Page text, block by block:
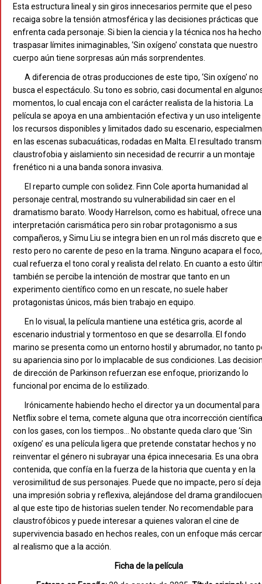
Esta estructura lineal y sin giros innecesarios permite que el peso
recaiga sobre la tensión atmosférica y las decisiones prácticas que
enfrenta cada personaje. Si bien la ciencia y la técnica nos ha hecho
traspasar límites inimaginables, ‘Sin oxígeno’ constata que nuestro
cuerpo aún tiene sorpresas aún más sorprendentes.
A diferencia de otras producciones de este tipo, ‘Sin oxígeno’ no
busca el espectáculo. Su tono es sobrio, casi documental en
momentos, lo cual encaja con el carácter realista de la historia. La
película se apoya en una ambientación efectiva y un uso
los recursos disponibles y limitados dado su escenario,
en las escenas subacuáticas, rodadas en Malta. El resultado
claustrofobia y aislamiento sin necesidad de recurrir a un montaje
frenético ni a una banda sonora invasiva.
El reparto cumple con solidez. Finn Cole aporta humanidad al
personaje central, mostrando su vulnerabilidad sin caer en el
dramatismo barato. Woody Harrelson, como es habitual, ofrece una
interpretación carismática pero sin robar protagonismo a sus
compañeros, y Simu Liu se integra bien en un rol más discreto que
resto pero no carente de peso en la trama. Ninguno acapara el
cual refuerza el tono coral y realista del relato. En cuanto a esto
también se percibe la intención de mostrar que tanto en un
experimento científico como en un rescate, no suele haber
protagonistas únicos, más bien trabajo en equipo.
En lo visual, la película mantiene una estética gris, acorde al
escenario industrial y tormentoso en que se desarrolla. El fondo
marino se presenta como un entorno hostil y abrumador, no tanto
su apariencia sino por lo implacable de sus condiciones. Las
de dirección de Parkinson refuerzan ese enfoque, priorizando lo
funcional por encima de lo estilizado.
Irónicamente habiendo hecho el director ya un documental para
Netflix sobre el tema, comete alguna que otra incorrección
con los gases, con los tiempos… No obstante queda claro que ‘Sin
oxígeno’ es una película ligera que pretende constatar hechos y no
reinventar el género ni subrayar una épica innecesaria. Es una obra
contenida, que confía en la fuerza de la historia que cuenta y en la
verosimilitud de sus personajes. Puede que no impacte, pero sí deja
una impresión sobria y reflexiva, alejándose del drama
al que este tipo de historias suelen tender. No recomendable para
claustrofóbicos y puede interesar a quienes valoran el cine de
supervivencia basado en hechos reales, con un enfoque más
al realismo que a la acción.
Ficha de la película